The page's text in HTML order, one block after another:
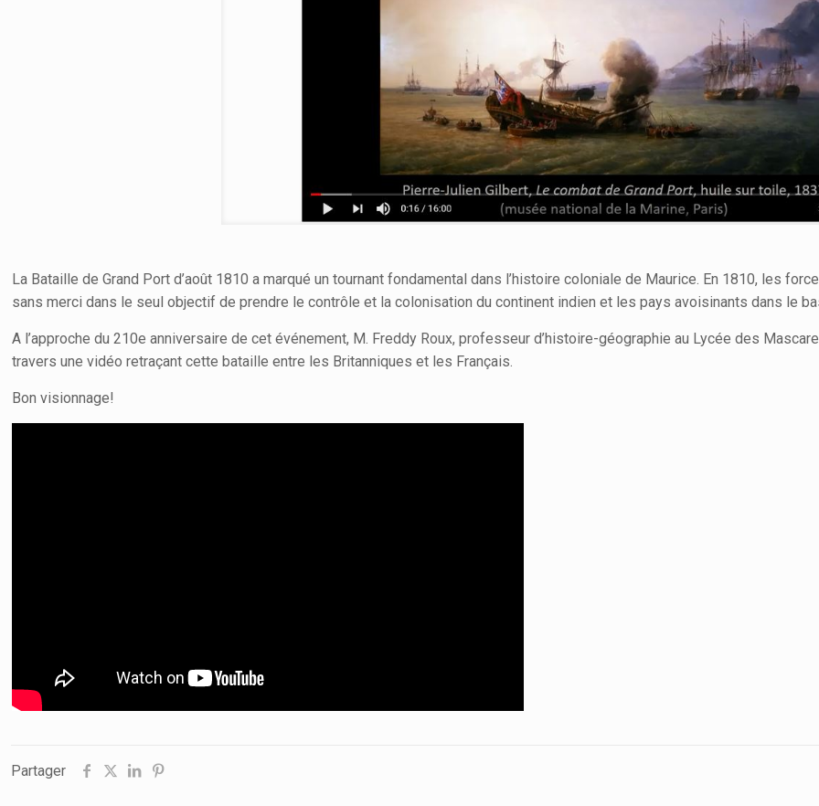
La Bataille de Grand Port d’août 1810 a marqué un tournant fondamental dans l’histoire coloniale de Maurice. En 1810, les
sans merci dans le seul objectif de prendre le contrôle et la colonisation du continent indien et les pays avoisinants dans le
A l’approche du 210e anniversaire de cet événement, M. Freddy Roux, professeur d’histoire-géographie au Lycée des
travers une vidéo retraçant cette bataille entre les Britanniques et les Français.
Bon visionnage!
Partager